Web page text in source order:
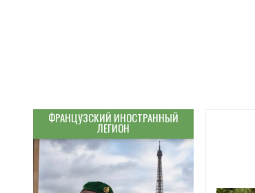
ФРАНЦУЗСКИЙ ИНОСТРАННЫЙ
ЛЕГИОН